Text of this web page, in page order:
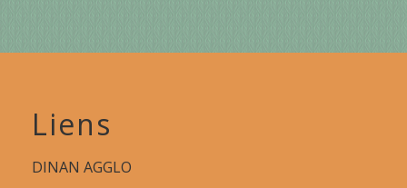
Liens
DINAN AGGLO